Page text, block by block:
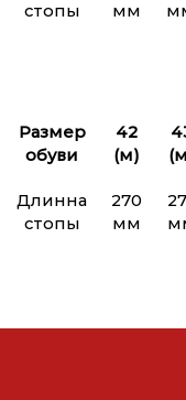
стопы
мм
Размер
обуви
42
(м)
Длинна
стопы
270
мм